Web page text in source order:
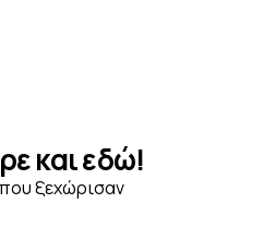
και εδώ!
ξεχώρισαν